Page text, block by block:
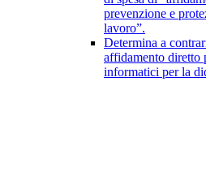
prevenzione e
lavoro”.
Determina a
affidamento diretto
informatici per la